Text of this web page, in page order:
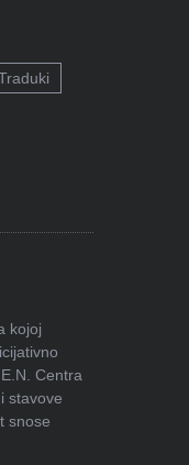
kojoj
Centra
stavove
snose